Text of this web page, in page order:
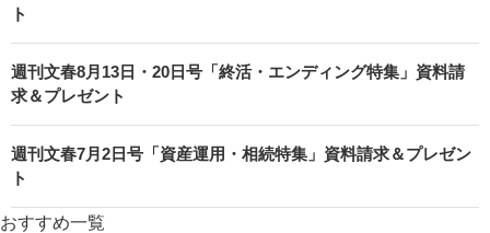
ト
週刊文春8月13日・20日号「終活・エンディング特集」資料請
求＆プレゼント
週刊文春7月2日号「資産運用・相続特集」資料請求＆プレゼン
ト
おすすめ一覧